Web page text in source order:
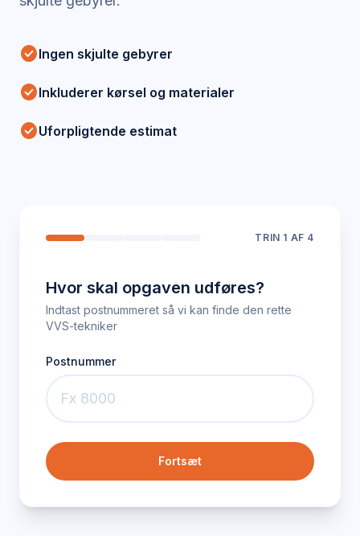
check_circleIngen skjulte gebyrer
check_circleInkluderer kørsel og materialer
check_circleUforpligtende estimat
TRIN 1 AF 4
Hvor skal opgaven udføres?
Indtast postnummeret så vi kan finde den rette
VVS-tekniker
Postnummer
Fortsæt